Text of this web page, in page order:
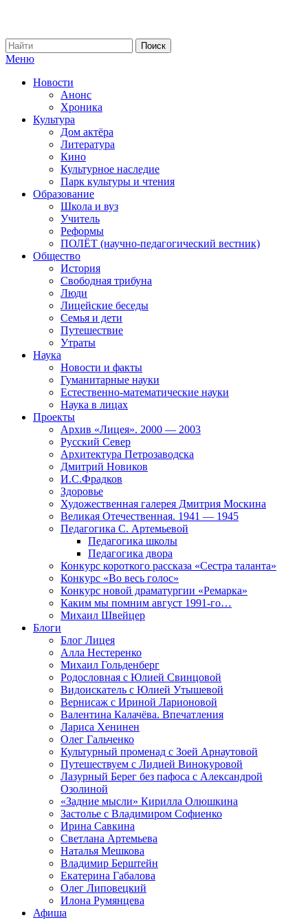
Меню
Новости
Анонс
Хроника
Культура
Дом актёра
Литература
Кино
Культурное наследие
Парк культуры и чтения
Образование
Школа и вуз
Учитель
Реформы
ПОЛЁТ (научно-педагогический вестник)
Общество
История
Свободная трибуна
Люди
Лицейские беседы
Семья и дети
Путешествие
Утраты
Наука
Новости и факты
Гуманитарные науки
Естественно-математические науки
Наука в лицах
Проекты
Архив «Лицея». 2000 — 2003
Русский Север
Архитектура Петрозаводска
Дмитрий Новиков
И.С.Фрадков
Здоровье
Художественная галерея Дмитрия Москина
Великая Отечественная. 1941 — 1945
Педагогика С. Артемьевой
Педагогика школы
Педагогика двора
Конкурс короткого рассказа «Сестра таланта»
Конкурс «Во весь голос»
Конкурс новой драматургии «Ремарка»
Каким мы помним август 1991-го…
Михаил Швейцер
Блоги
Блог Лицея
Алла Нестеренко
Михаил Гольденберг
Родословная с Юлией Свинцовой
Видоискатель с Юлией Утышевой
Вернисаж с Ириной Ларионовой
Валентина Калачёва. Впечатления
Лариса Хенинен
Олег Гальченко
Культурный променад с Зоей Арнаутовой
Путешествуем с Лидией Винокуровой
Лазурный Берег без пафоса с Александрой
Озолиной
«Задние мысли» Кирилла Олюшкина
Застолье с Владимиром Софиенко
Ирина Савкина
Светлана Артемьева
Наталья Мешкова
Владимир Берштейн
Екатерина Габалова
Олег Липовецкий
Илона Румянцева
Афиша